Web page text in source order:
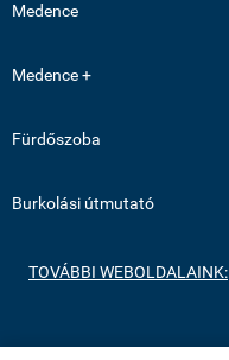
Medence
Medence +
Fürdőszoba
Burkolási útmutató
TOVÁBBI WEBOLDALAINK: